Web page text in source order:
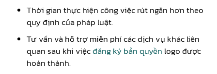
Thời gian thực hiện công việc rút ngắn hơn theo
quy định của pháp luật.
Tư vấn và hỗ trợ miễn phí các dịch vụ khác liên
quan sau khi việcđăng ký bản quyền logo được
hoàn thành.